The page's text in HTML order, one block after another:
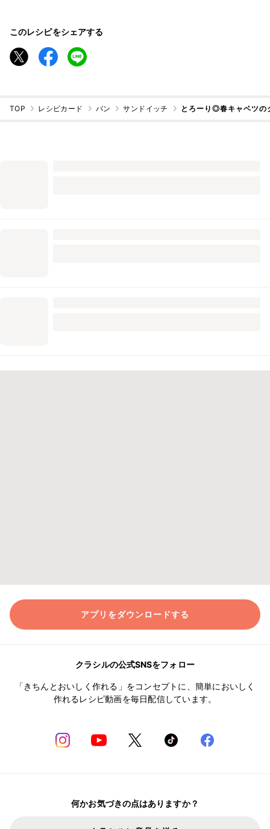
このレシピをシェアする
TOP レシピカード パン サンドイッチ とろーり◎春キャベツの
アプリをダウンロードする
クラシルの公式SNSをフォロー
「きちんとおいしく作れる」をコンセプトに、簡単においしく
作れるレシピ動画を毎日配信しています。
何かお気づきの点はありますか？